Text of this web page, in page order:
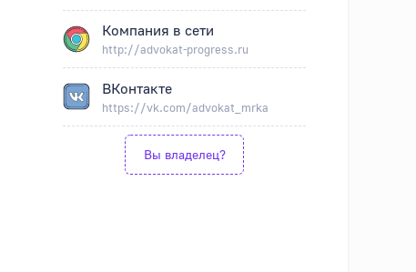
Компания в сети
http://advokat-progress.ru
ВКонтакте
https://vk.com/advokat_mrka
Вы владелец?